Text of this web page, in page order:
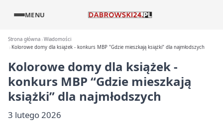
MENU
Strona główna Wiadomości
Kolorowe domy dla książek - konkurs MBP "Gdzie mieszkają książki" dla najmłodszych
Kolorowe domy dla książek -
konkurs MBP “Gdzie mieszkają
książki” dla najmłodszych
3 lutego 2026